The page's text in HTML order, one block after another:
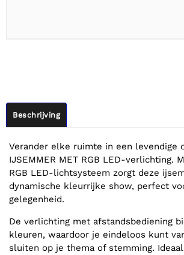
Beschrijving
Verander elke ruimte in een levendige
IJSEMMER MET RGB LED-verlichting.
RGB LED-lichtsysteem zorgt deze
dynamische kleurrijke show, perfect
gelegenheid.
De verlichting met afstandsbediening
kleuren, waardoor je eindeloos kunt
sluiten op je thema of stemming.